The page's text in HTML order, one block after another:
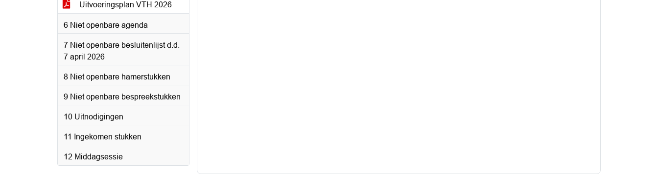
Uitvoeringsplan VTH 2026
6 Niet openbare agenda
7 Niet openbare besluitenlijst d.d.
7 april 2026
8 Niet openbare hamerstukken
9 Niet openbare bespreekstukken
10 Uitnodigingen
11 Ingekomen stukken
12 Middagsessie